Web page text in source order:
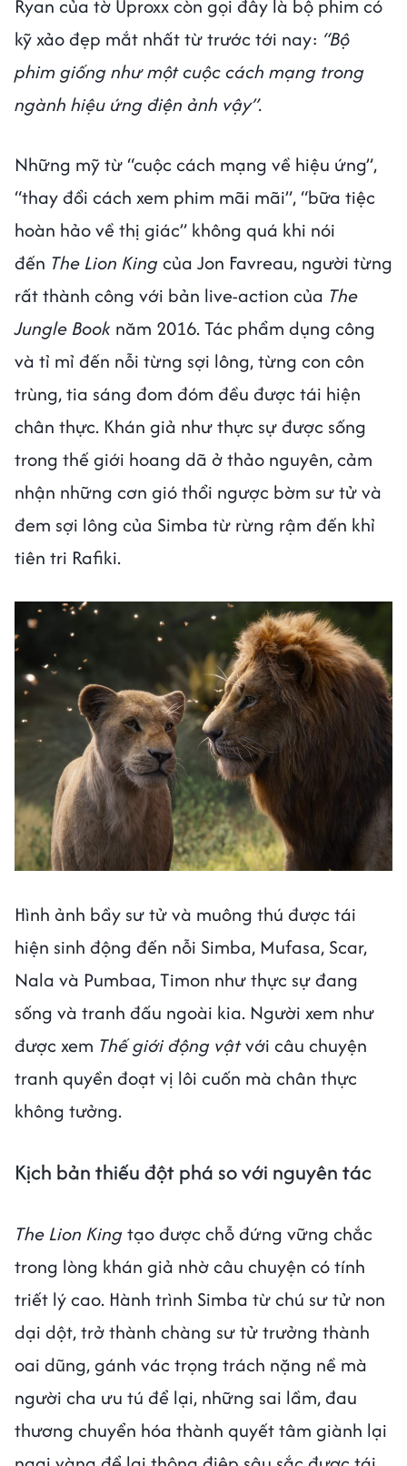
Ryan của tờ Uproxx còn gọi đây là bộ phim có
kỹ xảo đẹp mắt nhất từ trước tới nay: “Bộ
phim giống như một cuộc cách mạng trong
ngành hiệu ứng điện ảnh vậy”.
Những mỹ từ “cuộc cách mạng về hiệu ứng”,
“thay đổi cách xem phim mãi mãi”, “bữa tiệc
hoàn hảo về thị giác” không quá khi nói
đến The Lion Kingcủa Jon Favreau, người từng
rất thành công với bản live-action của The
Jungle Book năm 2016. Tác phẩm dụng công
và tỉ mỉ đến nỗi từng sợi lông, từng con côn
trùng, tia sáng đom đóm đều được tái hiện
chân thực. Khán giả như thực sự được sống
trong thế giới hoang dã ở thảo nguyên, cảm
nhận những cơn gió thổi ngược bờm sư tử và
đem sợi lông của Simba từ rừng rậm đến khỉ
tiên tri Rafiki.
Hình ảnh bầy sư tử và muông thú được tái
hiện sinh động đến nỗi Simba, Mufasa, Scar,
Nala và Pumbaa, Timon như thực sự đang
sống và tranh đấu ngoài kia. Người xem như
được xem Thế giới động vậtvới câu chuyện
tranh quyền đoạt vị lôi cuốn mà chân thực
không tưởng.
Kịch bản thiếu đột phá so với nguyên tác
The Lion Kingtạo được chỗ đứng vững chắc
trong lòng khán giả nhờ câu chuyện có tính
triết lý cao. Hành trình Simba từ chú sư tử non
dại dột, trở thành chàng sư tử trưởng thành
oai dũng, gánh vác trọng trách nặng nề mà
người cha ưu tú để lại, những sai lầm, đau
thương chuyển hóa thành quyết tâm giành lại